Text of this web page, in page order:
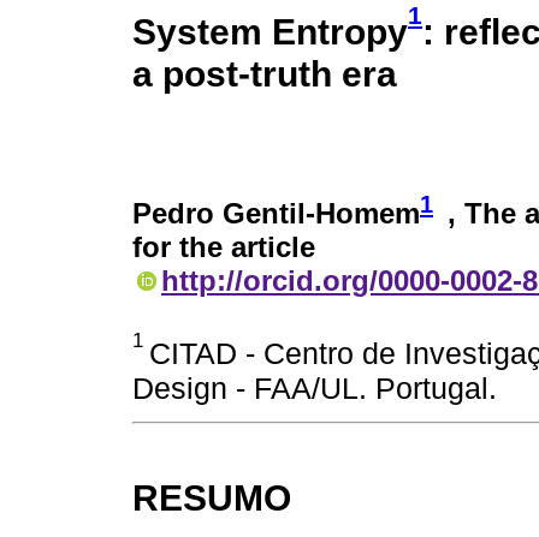
System Entropy1:
a post-truth era
Pedro Gentil-Homem1 , The
for the article
http://orcid.org/0000-0002-
1 CITAD - Centro de
Design - FAA/UL. Portugal.
RESUMO